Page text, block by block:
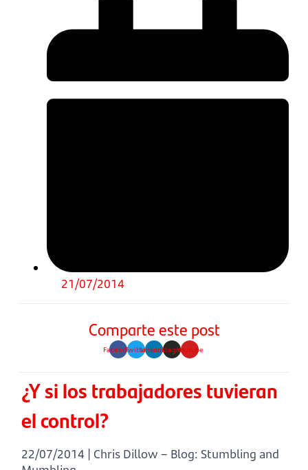
21/07/2014
Comparte este post
FacebookTwitterLinkedinInstagramYoutube
¿Y si los trabajadores tuvieran
el control?
22/07/2014 | Chris Dillow – Blog: Stumbling and